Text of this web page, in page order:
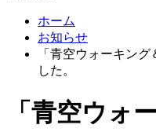
ホーム
お知らせ
「青空ウォーキン
した。
「青空ウォ